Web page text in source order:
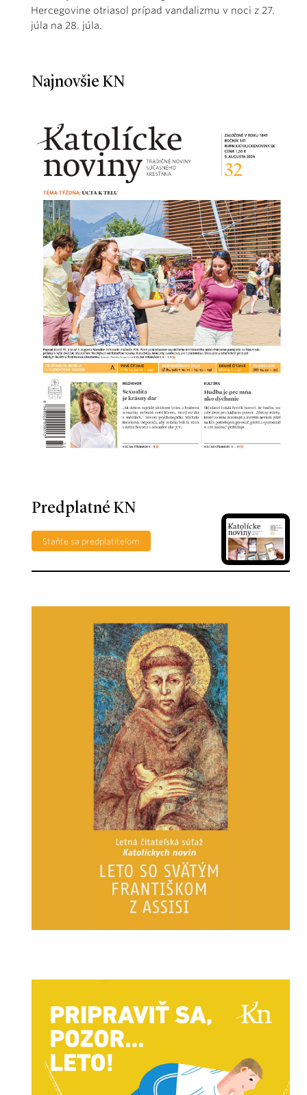
Hercegovine otriasol prípad vandalizmu v noci z 27.
júla na 28. júla.
Najnovšie KN
Predplatné KN
Staňte sa predplatiteľom